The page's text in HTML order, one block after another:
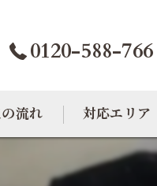
0120-588-766
流れ 対応エリア
大阪のカビ取り